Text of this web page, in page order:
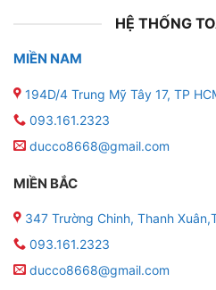
HỆ THỐNG
MIỀN NAM
194D/4 Trung Mỹ Tây 17, TP
093.161.2323
ducco8668@gmail.com
MIỀN BẮC
347 Trường Chinh, Thanh
093.161.2323
ducco8668@gmail.com